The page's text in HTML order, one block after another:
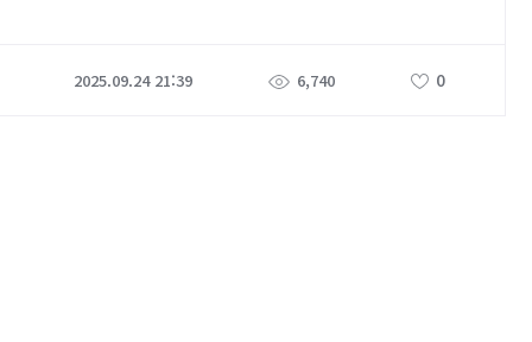
2025.09.24 21:39 6,740 0